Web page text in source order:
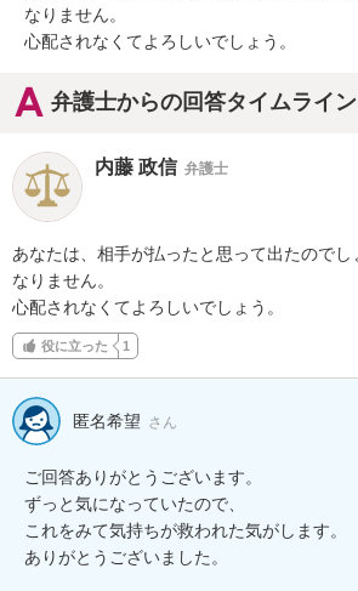
なりません。
心配されなくてよろしいでしょう。
弁護士からの回答タイムライン
内藤 政信 弁護士
あなたは、相手が払ったと思って出たのでし
なりません。
心配されなくてよろしいでしょう。
役に立った 1
匿名希望 さん
ご回答ありがとうございます。
ずっと気になっていたので、
これをみて気持ちが救われた気がします。
ありがとうございました。